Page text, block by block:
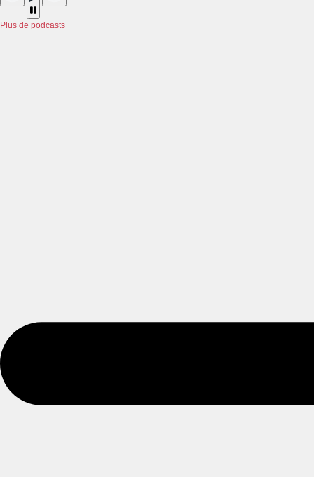
Plus de podcasts